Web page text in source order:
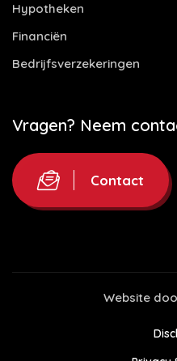
Hypotheken
Financiën
Bedrijfsverzekeringen
Vragen? Neem
Contact
Website